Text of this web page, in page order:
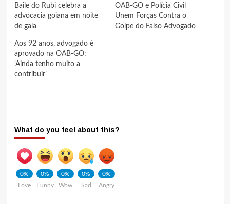
Baile do Rubi celebra a
advocacia goiana em noite
de gala
OAB-GO e Polícia Civil
Unem Forças Contra o
Golpe do Falso Advogado
Aos 92 anos, advogado é
aprovado na OAB-GO:
‘Ainda tenho muito a
contribuir’
What do you feel about this?
0%
Love
0%
Funny
0%
Wow
0%
Sad
0%
Angry